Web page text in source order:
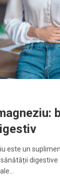
este un